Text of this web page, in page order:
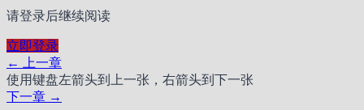
请登录后继续阅读
立即登录
← 上一章
使用键盘左箭头到上一张，右箭头到下一张
下一章 →